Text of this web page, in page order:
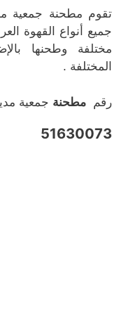
تقوم مطحنة جمعية
جميع أنواع القهوة
مختلفة وطحنها
المختلفة .
رقم مطحنة جمعية
51630073